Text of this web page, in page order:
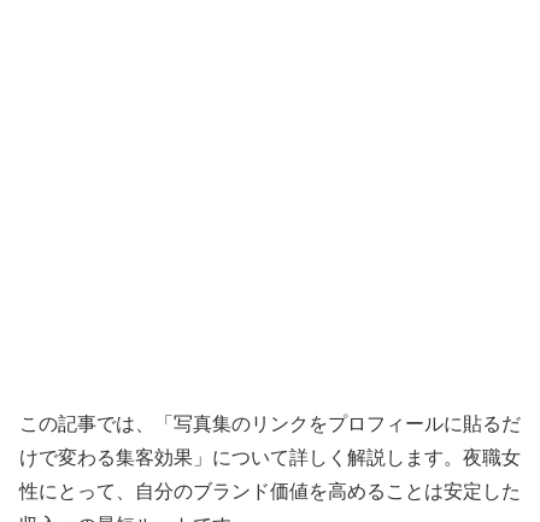
この記事では、「写真集のリンクをプロフィールに貼るだ
けで変わる集客効果」について詳しく解説します。夜職女
性にとって、自分のブランド価値を高めることは安定した